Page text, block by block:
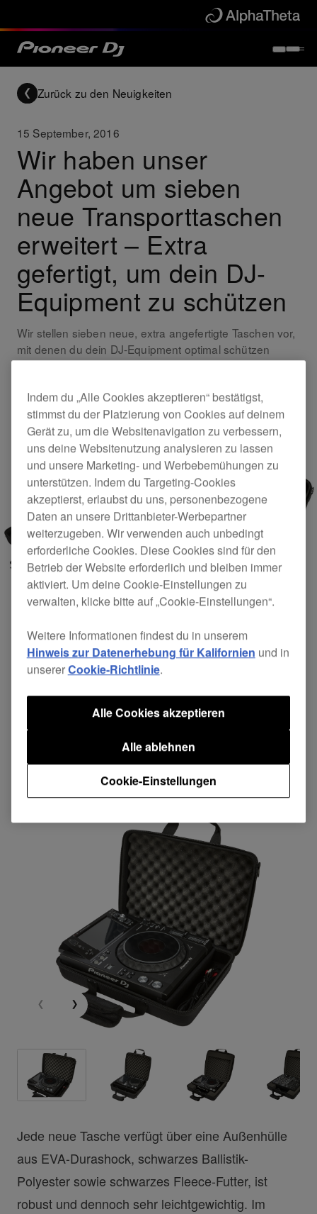
Zurück zu den Neuigkeiten
15 September, 2016
Wir haben unser
Angebot um sieben
neue Transporttaschen
erweitert – Extra
gefertigt, um dein DJ-
Equipment zu schützen
Wir stellen sieben neue, extra angefertigte Taschen vor,
mit denen du dein DJ-Equipment optimal schützen
kannst, wenn du unterwegs bist
Products
Unsere Transporttaschen-Produktreihe DJ-C
Jede neue Tasche verfügt über eine Außenhülle
aus EVA-Durashock, schwarzes Ballistik-
Polyester sowie schwarzes Fleece-Futter, ist
robust und dennoch sehr leichtgewichtig. Im
Indem du „Alle Cookies akzeptieren“ bestätigst,
stimmst du der Platzierung von Cookies auf deinem
Gerät zu, um die Websitenavigation zu verbessern,
uns deine Websitenutzung analysieren zu lassen
und unsere Marketing- und Werbebemühungen zu
unterstützen. Indem du Targeting-Cookies
akzeptierst, erlaubst du uns, personenbezogene
Daten an unsere Drittanbieter-Werbepartner
weiterzugeben. Wir verwenden auch unbedingt
erforderliche Cookies. Diese Cookies sind für den
Betrieb der Website erforderlich und bleiben immer
aktiviert. Um deine Cookie-Einstellungen zu
verwalten, klicke bitte auf „Cookie-Einstellungen“.
Weitere Informationen findest du in unserem
Hinweis zur Datenerhebung für Kalifornien und in
unsererCookie-Richtlinie.
Cookie-Einstellungen
Alle ablehnen
Alle Cookies akzeptieren